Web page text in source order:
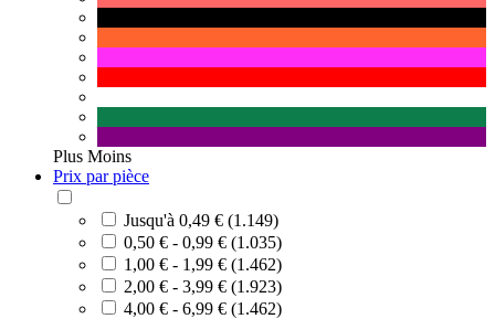
Plus Moins
Prix par pièce
Jusqu'à 0,49 € (1.149)
0,50 € - 0,99 € (1.035)
1,00 € - 1,99 € (1.462)
2,00 € - 3,99 € (1.923)
4,00 € - 6,99 € (1.462)